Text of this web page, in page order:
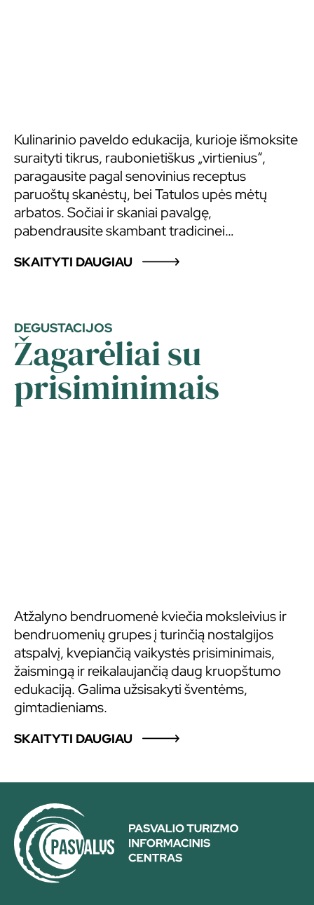
Kulinarinio paveldo edukacija, kurioje išmoksite
suraityti tikrus, raubonietiškus „virtienius“,
paragausite pagal senovinius receptus
paruoštų skanėstų, bei Tatulos upės mėtų
arbatos. Sočiai ir skaniai pavalgę,
pabendrausite skambant tradicinei
SKAITYTI DAUGIAU
DEGUSTACIJOS
Žagarėliai su
prisiminimais
Atžalyno bendruomenė kviečia moksleivius ir
bendruomenių grupes į turinčią nostalgijos
atspalvį, kvepiančią vaikystės prisiminimais,
žaismingą ir reikalaujančią daug kruopštumo
edukaciją. Galima užsisakyti šventėms,
gimtadieniams.
SKAITYTI DAUGIAU